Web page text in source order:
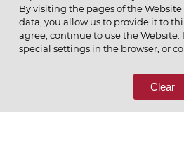
© 2026 ОАО
ПОЗВОНИТЕ НАМ
8 (800) 333-65-66
By visiting the pages of the
data, you allow us to provide it to
agree, continue to use the Website.
special settings in the browser, or
Clear